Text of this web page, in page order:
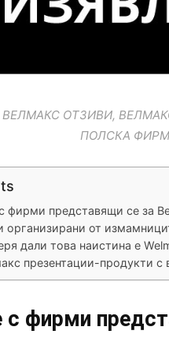
ОТЗИВИ,
ПОЛСКА
фирми представящи се за
организирани от
дали това наистина е
презентации-продукти
с фирми